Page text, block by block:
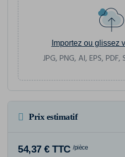
Importez ou glissez
JPG, PNG, AI, EPS,
Prix estimatif
54,37 € TTC /pièce